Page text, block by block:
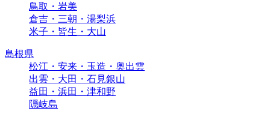
鳥取・岩美
倉吉・三朝・湯梨浜
米子・皆生・大山
島根県
松江・安来・玉造・奥出雲
出雲・大田・石見銀山
益田・浜田・津和野
隠岐島